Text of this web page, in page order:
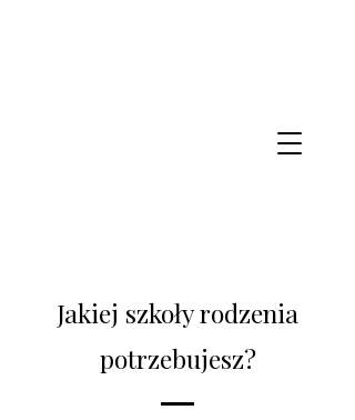
Jakiej szkoły rodzenia
potrzebujesz?